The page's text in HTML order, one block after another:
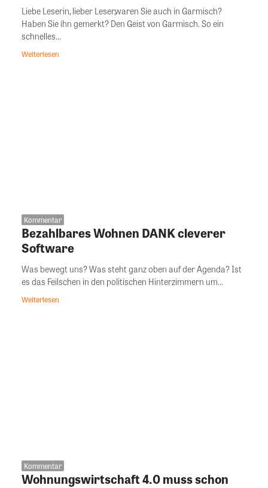
Liebe Leserin, lieber Leser,waren Sie auch in Garmisch?
Haben Sie ihn gemerkt? Den Geist von Garmisch. So ein
schnelles...
Weiterlesen
Kommentar
Bezahlbares Wohnen DANK cleverer
Software
Was bewegt uns? Was steht ganz oben auf der Agenda? Ist
es das Feilschen in den politischen Hinterzimmern um...
Weiterlesen
Kommentar
Wohnungswirtschaft 4.0 muss schon